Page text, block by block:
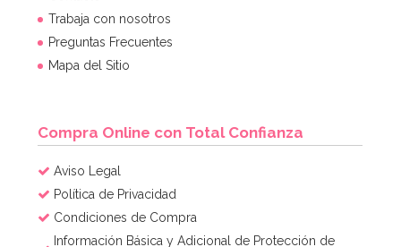
Trabaja con nosotros
Preguntas Frecuentes
Mapa del Sitio
Compra Online con Total Confianza
Aviso Legal
Política de Privacidad
Condiciones de Compra
Información Básica y Adicional de Protección de